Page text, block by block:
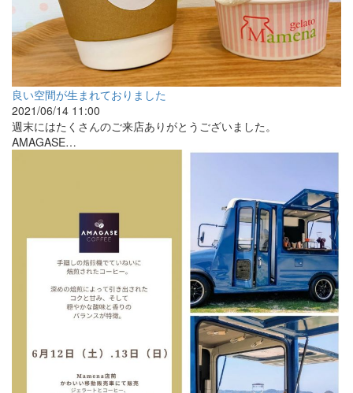
良い空間が生まれておりました
2021/06/14 11:00
週末にはたくさんのご来店ありがとうございました。
AMAGASE…